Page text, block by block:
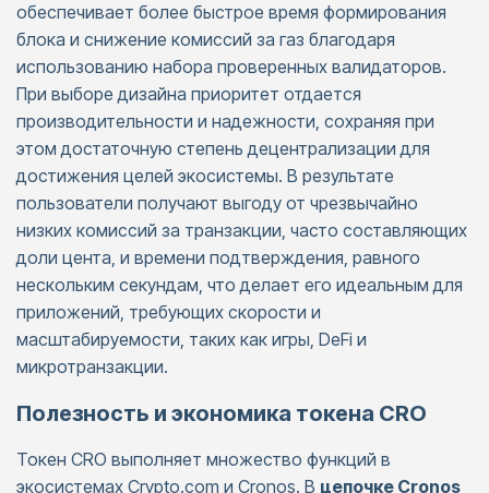
обеспечивает более быстрое время формирования
блока и снижение комиссий за газ благодаря
использованию набора проверенных валидаторов.
При выборе дизайна приоритет отдается
производительности и надежности, сохраняя при
этом достаточную степень децентрализации для
достижения целей экосистемы. В результате
пользователи получают выгоду от чрезвычайно
низких комиссий за транзакции, часто составляющих
доли цента, и времени подтверждения, равного
нескольким секундам, что делает его идеальным для
приложений, требующих скорости и
масштабируемости, таких как игры, DeFi и
микротранзакции.
Полезность и экономика токена CRO
Токен CRO выполняет множество функций в
экосистемах Crypto.com и Cronos. В цепочке Cronos